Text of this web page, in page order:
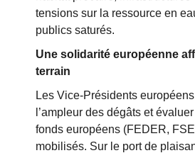
tensions sur la ressource en
publics saturés.
Une solidarité européenne
terrain
Les Vice-Présidents
l’ampleur des dégâts et
fonds européens (FEDER,
mobilisés. Sur le port de